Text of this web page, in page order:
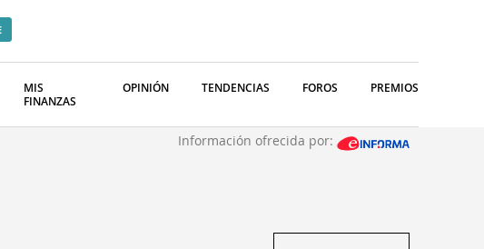
MIS
FINANZAS
OPINIÓN TENDENCIAS FOROS PREMIOS
Información ofrecida por: